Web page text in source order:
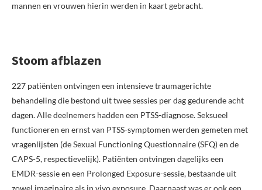
mannen en vrouwen hierin werden in kaart gebracht.
Stoom afblazen
227 patiënten ontvingen een intensieve traumagerichte
behandeling die bestond uit twee sessies per dag gedurende acht
dagen. Alle deelnemers hadden een PTSS-diagnose. Seksueel
functioneren en ernst van PTSS-symptomen werden gemeten met
vragenlijsten (de Sexual Functioning Questionnaire (SFQ) en de
CAPS-5, respectievelijk). Patiënten ontvingen dagelijks een
EMDR-sessie en een Prolonged Exposure-sessie, bestaande uit
zowel imaginaire als in vivo exposure. Daarnaast was er ook een